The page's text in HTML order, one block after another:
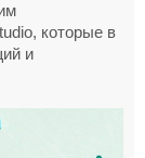
которые в
и